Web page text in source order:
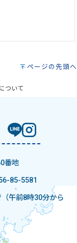
ページの先頭へ
ついて
番地
85-5581
午前8時30分から